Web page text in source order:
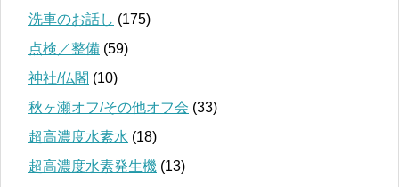
洗車のお話し (175)
点検／整備 (59)
神社/仏閣 (10)
秋ヶ瀬オフ/その他オフ会 (33)
超高濃度水素水 (18)
超高濃度水素発生機 (13)